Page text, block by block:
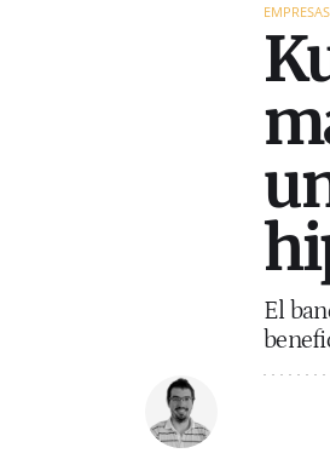
EMPRESAS
El